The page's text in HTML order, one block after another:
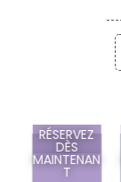
RÉSERVEZ
DÈS
MAINTENAN
T